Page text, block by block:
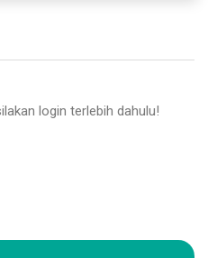
login terlebih dahulu!